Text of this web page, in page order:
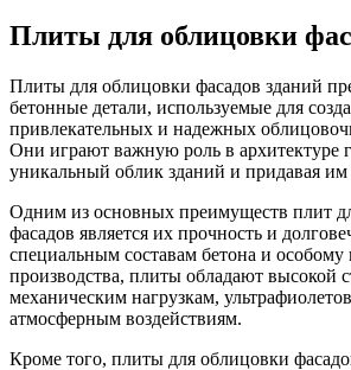
Плиты для облицовки
Плиты для облицовки фасадов зданий
бетонные детали, используемые для
привлекательных и надежных
Они играют важную роль в архитектуре
уникальный облик зданий и придавая им
Одним из основных преимуществ плит
фасадов является их прочность и
специальным составам бетона и особому
производства, плиты обладают высокой
механическим нагрузкам,
атмосферным воздействиям.
Кроме того, плиты для облицовки